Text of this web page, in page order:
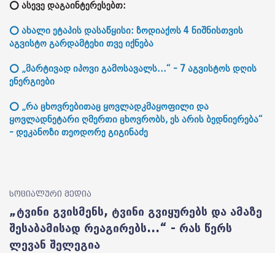
⭕ ასევე დაგაინტერესებთ:
⭕ ახალი ეტაპის დასაწყისი: ზოდიაქოს 4 ნიშნისთვის
აგვისტო გარდამტეხი თვე იქნება
⭕ „მარტივად იპოვი გამოსავალს...“ - 7 აგვისტოს დღის
ენერგიები
⭕ „რა ცხოვრებითაც ყოვლადკმაყოფილი და
ყოვლადნეტარი ღმერთი ცხოვრობს, ეს არის ბედნიერება“
- დეკანოზი თეოდორე გიგინაძე
სოციალური მედია
„ტვინი გვისმენს, ტვინი გვიყურებს და ამაზე
შესაბამისად რეაგირებს...“ - რას წერს
ლევან შელეგია